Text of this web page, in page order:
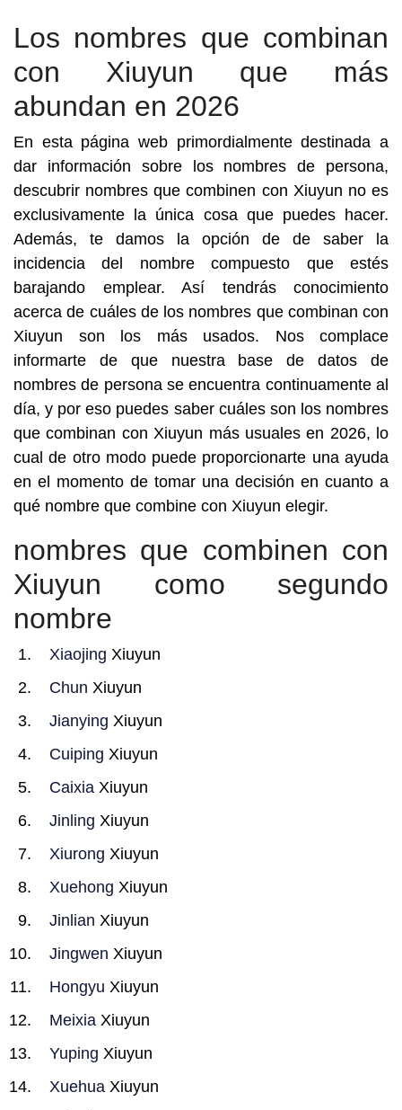
Los nombres que combinan
con Xiuyun que más
abundan en 2026
En esta página web primordialmente destinada a
dar información sobre los nombres de persona,
descubrir nombres que combinen con Xiuyun no es
exclusivamente la única cosa que puedes hacer.
Además, te damos la opción de de saber la
incidencia del nombre compuesto que estés
barajando emplear. Así tendrás conocimiento
acerca de cuáles de los nombres que combinan con
Xiuyun son los más usados. Nos complace
informarte de que nuestra base de datos de
nombres de persona se encuentra continuamente al
día, y por eso puedes saber cuáles son los nombres
que combinan con Xiuyun más usuales en 2026, lo
cual de otro modo puede proporcionarte una ayuda
en el momento de tomar una decisión en cuanto a
qué nombre que combine con Xiuyun elegir.
nombres que combinen con
Xiuyun como segundo
nombre
Xiaojing Xiuyun
Chun Xiuyun
Jianying Xiuyun
Cuiping Xiuyun
Caixia Xiuyun
Jinling Xiuyun
Xiurong Xiuyun
Xuehong Xiuyun
Jinlian Xiuyun
Jingwen Xiuyun
Hongyu Xiuyun
Meixia Xiuyun
Yuping Xiuyun
Xuehua Xiuyun